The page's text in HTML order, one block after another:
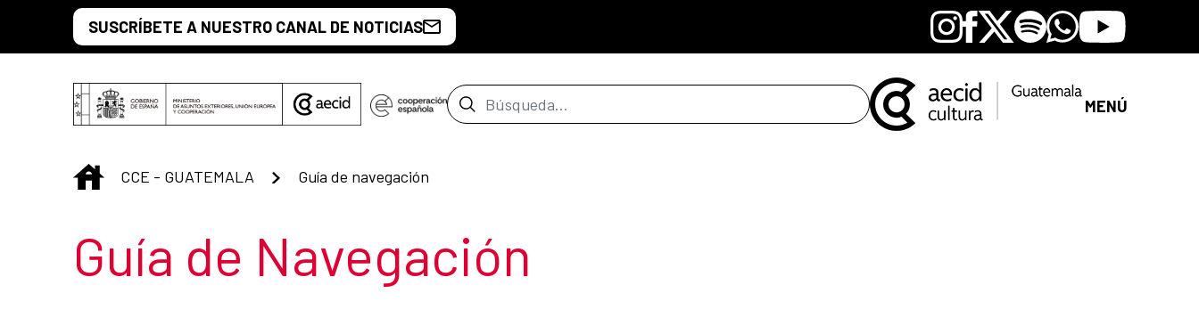
Saltar al contenido principal
SUSCRÍBETE A NUESTRO CANAL DE NOTICIAS Instagram
Facebook
X SpotifyWhatsapp
Youtube
Barra de búsqueda MENÚ
INICIO
CCE - GUATEMALA Guía de navegación
Título de la sección
Guía de Navegación